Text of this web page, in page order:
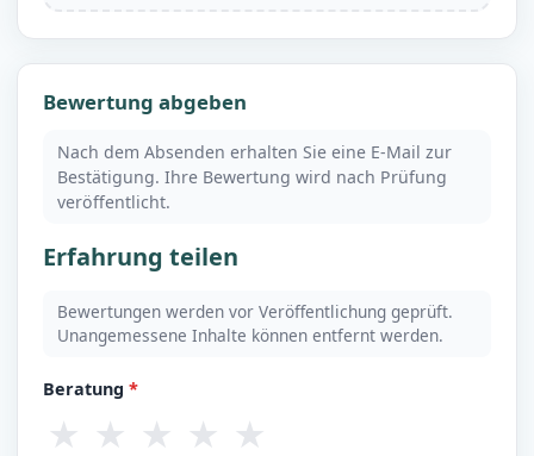
Bewertung abgeben
Nach dem Absenden erhalten Sie eine E-Mail zur
Bestätigung. Ihre Bewertung wird nach Prüfung
veröffentlicht.
Erfahrung teilen
Bewertungen werden vor Veröffentlichung geprüft.
Unangemessene Inhalte können entfernt werden.
Beratung*
★ ★ ★ ★ ★